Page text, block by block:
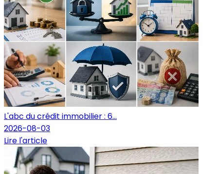
L'abc du crédit immobilier : 6...
2026-08-03
Lire l'article